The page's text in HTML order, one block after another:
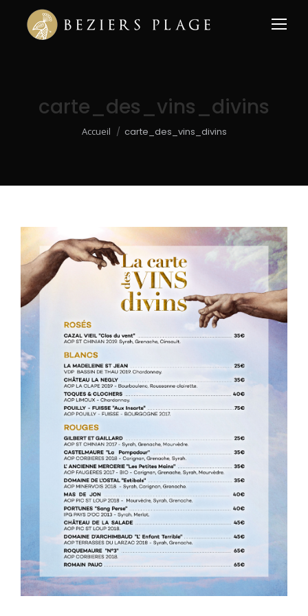
carte_des_vins_divins
Vous êtes ici :
Accueil carte_des_vins_divins